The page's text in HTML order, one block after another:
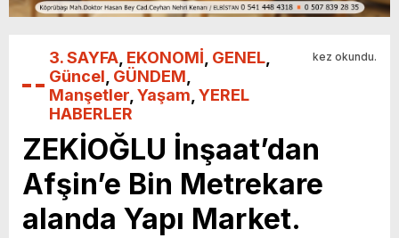
3. SAYFA EKONOMİ GENEL
Güncel GÜNDEM
Manşetler Yaşam YEREL
HABERLER
kez okundu.
ZEKİOĞLU İnşaat’dan
Afşin’e Bin Metrekare
alanda Yapı Market.